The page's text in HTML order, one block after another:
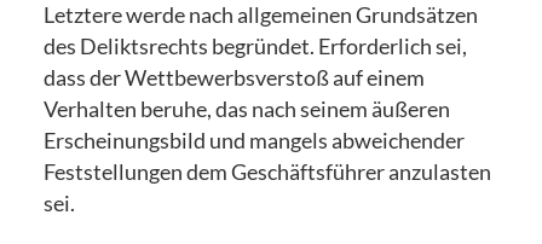
Letztere werde nach allgemeinen Grundsätzen
des Deliktsrechts begründet. Erforderlich sei,
dass der Wettbewerbsverstoß auf einem
Verhalten beruhe, das nach seinem äußeren
Erscheinungsbild und mangels abweichender
Feststellungen dem Geschäftsführer anzulasten
sei.